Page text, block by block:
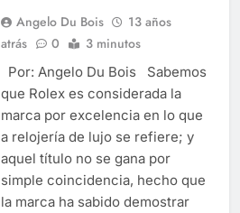
Angelo Du Bois
13 años
atrás
0 3 minutos
Por: Angelo Du Bois Sabemos
que Rolex es considerada la
marca por excelencia en lo que
a relojería de lujo se refiere; y
aquel título no se gana por
simple coincidencia, hecho que
la marca ha sabido demostrar